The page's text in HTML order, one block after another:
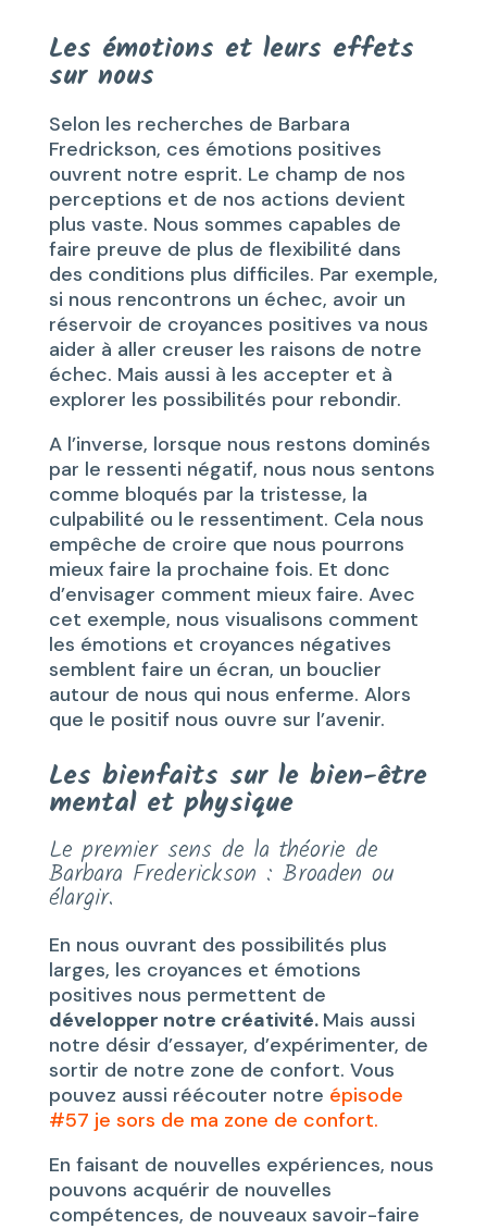
Les émotions et leurs effets
sur nous
Selon les recherches de Barbara
Fredrickson, ces émotions positives
ouvrent notre esprit. Le champ de nos
perceptions et de nos actions devient
plus vaste. Nous sommes capables de
faire preuve de plus de flexibilité dans
des conditions plus difficiles. Par exemple,
si nous rencontrons un échec, avoir un
réservoir de croyances positives va nous
aider à aller creuser les raisons de notre
échec. Mais aussi à les accepter et à
explorer les possibilités pour rebondir.
A l’inverse, lorsque nous restons dominés
par le ressenti négatif, nous nous sentons
comme bloqués par la tristesse, la
culpabilité ou le ressentiment. Cela nous
empêche de croire que nous pourrons
mieux faire la prochaine fois. Et donc
d’envisager comment mieux faire. Avec
cet exemple, nous visualisons comment
les émotions et croyances négatives
semblent faire un écran, un bouclier
autour de nous qui nous enferme. Alors
que le positif nous ouvre sur l’avenir.
Les bienfaits sur le bien-être
mental et physique
Le premier sens de la théorie de
Barbara Frederickson : Broaden ou
élargir.
En nous ouvrant des possibilités plus
larges, les croyances et émotions
positives nous permettent de
développer notre créativité. Mais aussi
notre désir d’essayer, d’expérimenter, de
sortir de notre zone de confort. Vous
pouvez aussi réécouter notre épisode
#57 je sors de ma zone de confort.
En faisant de nouvelles expériences, nous
pouvons acquérir de nouvelles
compétences, de nouveaux savoir-faire